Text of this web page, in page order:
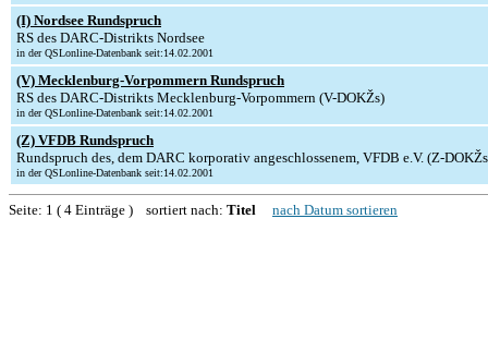
(I) Nordsee Rundspruch
RS des DARC-Distrikts Nordsee
in der QSLonline-Datenbank seit:14.02.2001
(V) Mecklenburg-Vorpommern Rundspruch
RS des DARC-Distrikts Mecklenburg-Vorpommern (V-DOKŽs)
in der QSLonline-Datenbank seit:14.02.2001
(Z) VFDB Rundspruch
Rundspruch des, dem DARC korporativ angeschlossenem, VFDB e.V. (Z-
in der QSLonline-Datenbank seit:14.02.2001
Seite: 1 ( 4 Einträge ) sortiert nach: Titel nach Datum sortieren